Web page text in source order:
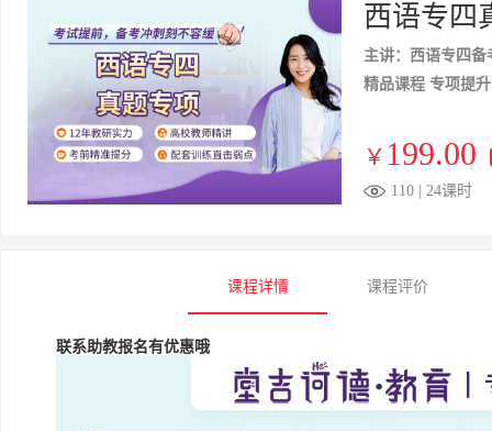
西语专四
主讲：西语专四备
精品课程 专项提升
￥ 199.00
110 | 24课时
课程详情 课程评价
联系助教报名有优惠哦